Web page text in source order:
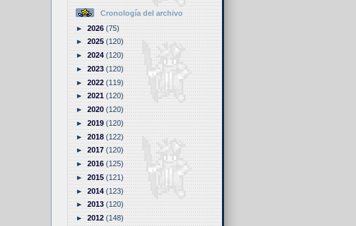
Cronología del archivo
►2026(75)
►2025(120)
►2024(120)
►2023(120)
►2022(119)
►2021(120)
►2020(120)
►2019(120)
►2018(122)
►2017(120)
►2016(125)
►2015(121)
►2014(123)
►2013(120)
►2012(148)